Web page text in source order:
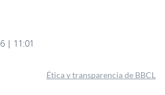
| 11:01
Ética y transparencia de BBCL